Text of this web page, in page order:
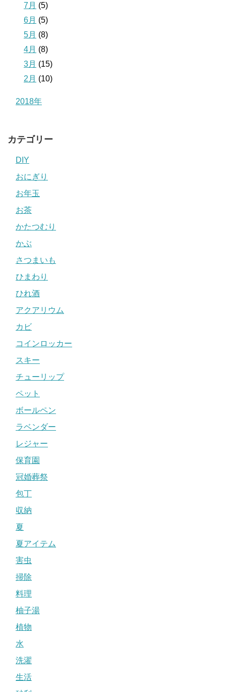
7月 (5)
6月 (5)
5月 (8)
4月 (8)
3月 (15)
2月 (10)
2018年
カテゴリー
DIY
おにぎり
お年玉
お茶
かたつむり
かぶ
さつまいも
ひまわり
ひれ酒
アクアリウム
カビ
コインロッカー
スキー
チューリップ
ペット
ボールペン
ラベンダー
レジャー
保育園
冠婚葬祭
包丁
収納
夏
夏アイテム
害虫
掃除
料理
柚子湯
植物
水
洗濯
生活